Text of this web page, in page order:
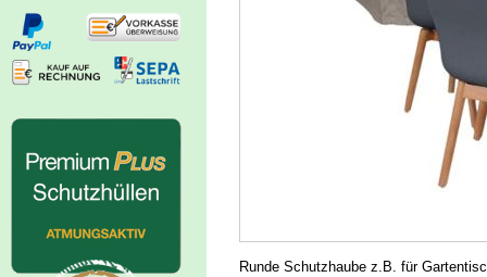
Runde Schutzhaube z.B. für